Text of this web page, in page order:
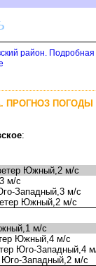
район.
ПРОГНОЗ
:
Южный,2 м/с
м/с
Западный,3 м/с
Южный,2 м/с
м/с
Южный,4 м/с
Юго-Западный,4
Западный,2 м/с